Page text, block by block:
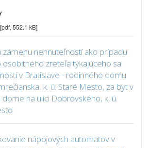
[pdf, 552.1 kB]
zámenu nehnuteľností ako prípadu
osobitného zreteľa týkajúceho sa
v Bratislave - rodinného domu
k. ú. Staré Mesto, za byt v
na ulici Dobrovského, k. ú.
nápojových automatov v